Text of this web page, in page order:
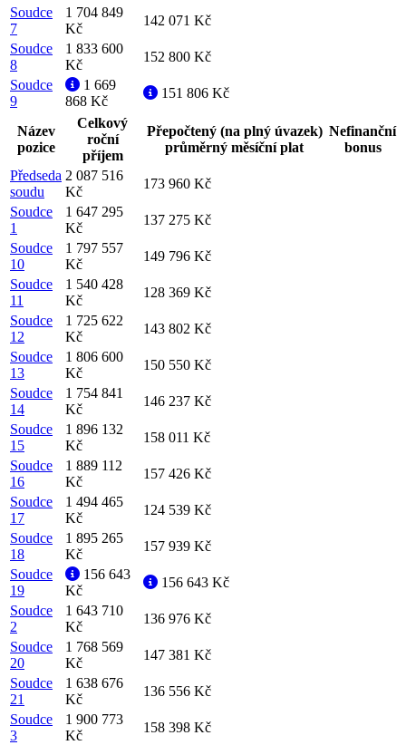
Soudce
7
1 704 849
Kč
142 071 Kč
Soudce
8
1 833 600
Kč
152 800 Kč
Soudce
9
1 669
868 Kč
151 806 Kč
Název
pozice
Celkový
roční
příjem
Přepočtený (na plný úvazek)
průměrný měsíční plat
Nefinanční
bonus
Předseda
soudu
2 087 516
Kč
173 960 Kč
Soudce
1
1 647 295
Kč
137 275 Kč
Soudce
10
1 797 557
Kč
149 796 Kč
Soudce
11
1 540 428
Kč
128 369 Kč
Soudce
12
1 725 622
Kč
143 802 Kč
Soudce
13
1 806 600
Kč
150 550 Kč
Soudce
14
1 754 841
Kč
146 237 Kč
Soudce
15
1 896 132
Kč
158 011 Kč
Soudce
16
1 889 112
Kč
157 426 Kč
Soudce
17
1 494 465
Kč
124 539 Kč
Soudce
18
1 895 265
Kč
157 939 Kč
Soudce
19
156 643
Kč
156 643 Kč
Soudce
2
1 643 710
Kč
136 976 Kč
Soudce
20
1 768 569
Kč
147 381 Kč
Soudce
21
1 638 676
Kč
136 556 Kč
Soudce
3
1 900 773
Kč
158 398 Kč